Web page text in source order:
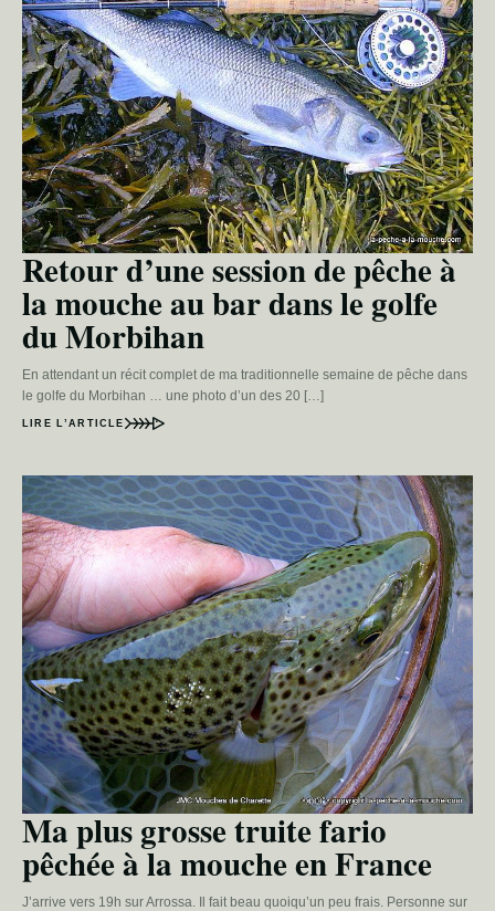
Retour d’une session de pêche à
la mouche au bar dans le golfe
du Morbihan
En attendant un récit complet de ma traditionnelle semaine de pêche dans
le golfe du Morbihan … une photo d’un des 20 […]
LIRE L’ARTICLE
Ma plus grosse truite fario
pêchée à la mouche en France
J’arrive vers 19h sur Arrossa. Il fait beau quoiqu’un peu frais. Personne sur